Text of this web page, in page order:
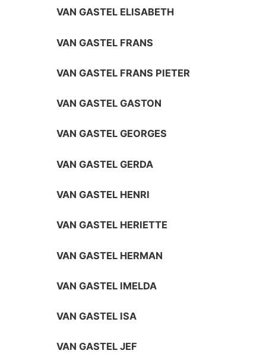
VAN GASTEL ELISABETH
VAN GASTEL FRANS
VAN GASTEL FRANS PIETER
VAN GASTEL GASTON
VAN GASTEL GEORGES
VAN GASTEL GERDA
VAN GASTEL HENRI
VAN GASTEL HERIETTE
VAN GASTEL HERMAN
VAN GASTEL IMELDA
VAN GASTEL ISA
VAN GASTEL JEF